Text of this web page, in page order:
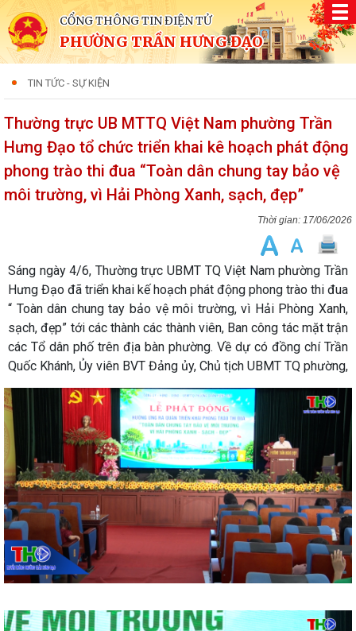
CỔNG THÔNG TIN ĐIỆN TỬ
PHƯỜNG TRẦN HƯNG ĐẠO
TIN TỨC - SỰ KIỆN
Thường trực UB MTTQ Việt Nam phường Trần
Hưng Đạo tổ chức triển khai kê hoạch phát động
phong trào thi đua “Toàn dân chung tay bảo vệ
môi trường, vì Hải Phòng Xanh, sạch, đẹp”
17/06/2026
Sáng ngày 4/6, Thường trực UBMT TQ Việt Nam phường Trần
Hưng Đạo đã triển khai kế hoạch phát động phong trào thi đua
“ Toàn dân chung tay bảo vệ môi trường, vì Hải Phòng Xanh,
sạch, đẹp” tới các thành các thành viên, Ban công tác mặt trận
các Tổ dân phố trên địa bàn phường. Về dự có đồng chí Trần
Quốc Khánh, Ủy viên BVT Đảng ủy, Chủ tịch UBMT TQ phường,